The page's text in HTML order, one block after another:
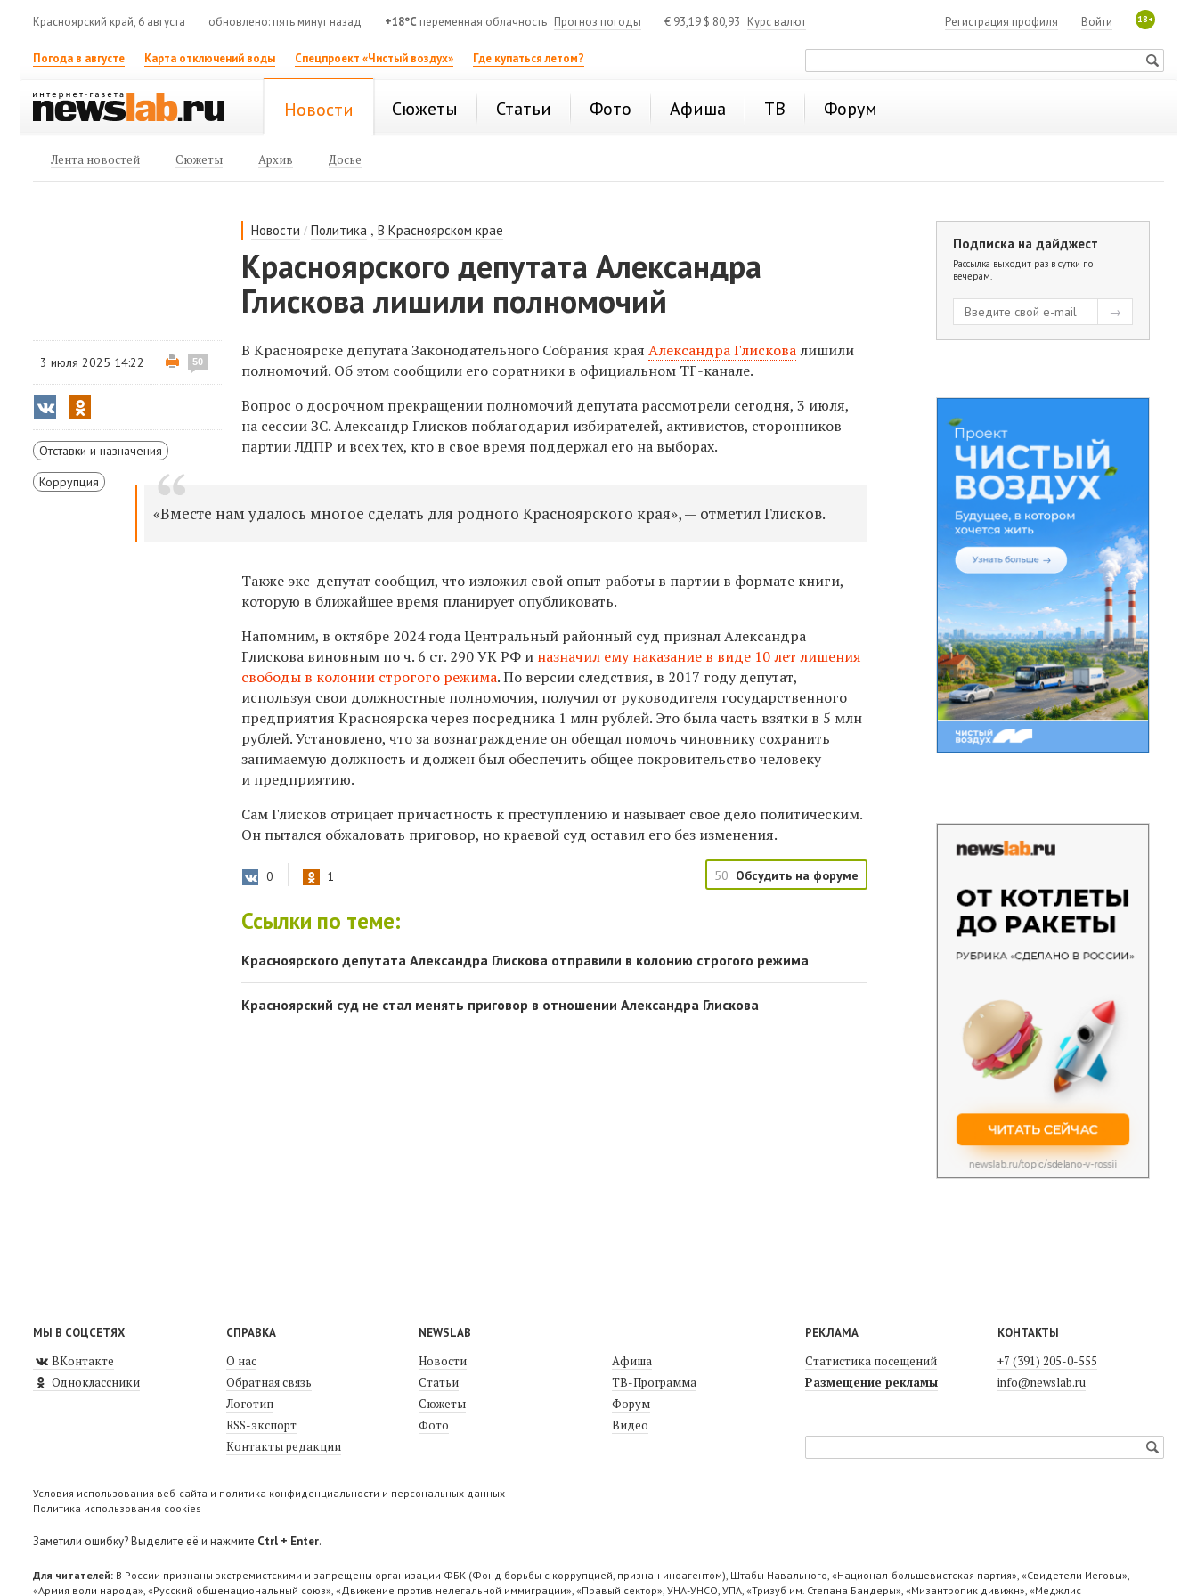
Красноярский край, 6 августа обновлено: пять минут назад +18°C переменная облачность Прогноз погоды € 93,19 $ 80,93 Курс валют 18+
Войти
Регистрация профиля
Погода в августе Карта отключений воды Спецпроект «Чистый воздух» Где купаться летом?
Новости Сюжеты Статьи Фото Афиша ТВ Форум
Лента новостей Сюжеты Архив Досье
Новости /Политика ,В Красноярском крае
Красноярского депутата Александра
Глискова лишили полномочий
3 июля 2025 14:22 50
Отставки и назначения
Коррупция
В Красноярске депутата Законодательного Собрания краяАлександра Глисковалишили
полномочий. Об этом сообщили его соратники в официальном ТГ-канале.
Вопрос о досрочном прекращении полномочий депутата рассмотрели сегодня, 3 июля,
на сессии ЗС. Александр Глисков поблагодарил избирателей, активистов, сторонников
партии ЛДПР и всех тех, кто в свое время поддержал его на выборах.
«Вместе нам удалось многое сделать для родного Красноярского края», — отметил Глисков.
Также экс-депутат сообщил, что изложил свой опыт работы в партии в формате книги,
которую в ближайшее время планирует опубликовать.
Напомним, в октябре 2024 года Центральный районный суд признал Александра
Глискова виновным по ч. 6 ст. 290 УК РФ и назначил ему наказание в виде 10 лет лишения
свободы в колонии строгого режима. По версии следствия, в 2017 году депутат,
используя свои должностные полномочия, получил от руководителя государственного
предприятия Красноярска через посредника 1 млн рублей. Это была часть взятки в 5 млн
рублей. Установлено, что за вознаграждение он обещал помочь чиновнику сохранить
занимаемую должность и должен был обеспечить общее покровительство человеку
и предприятию.
Сам Глисков отрицает причастность к преступлению и называет свое дело политическим.
Он пытался обжаловать приговор, но краевой суд оставил его без изменения.
0 1 50 Обсудить на форуме
Ссылки по теме:
Красноярского депутата Александра Глискова отправили в колонию строгого режима
Красноярский суд не стал менять приговор в отношении Александра Глискова
Подписка на дайджест
Рассылка выходит раз в сутки по
вечерам.
МЫ В СОЦСЕТЯХ
ВКонтакте
Одноклассники
СПРАВКА
О нас
Обратная связь
Логотип
RSS-экспорт
Контакты редакции
NEWSLAB
Новости
Статьи
Сюжеты
Фото
Афиша
ТВ-Программа
Форум
Видео
РЕКЛАМА
Статистика посещений
Размещение рекламы
КОНТАКТЫ
+7 (391) 205-0-555
info@newslab.ru
Условия использования веб-сайта и политика конфиденциальности и персональных данных
Политика использования cookies
Заметили ошибку? Выделите её и нажмите Ctrl + Enter.
Для читателей: В России признаны экстремистскими и запрещены организации ФБК (Фонд борьбы с коррупцией, признан иноагентом), Штабы Навального, «Национал-большевистская партия», «Свидетели Иеговы»,
«Армия воли народа», «Русский общенациональный союз», «Движение против нелегальной иммиграции», «Правый сектор», УНА-УНСО, УПА, «Тризуб им. Степана Бандеры», «Мизантропик дивижн», «Меджлис